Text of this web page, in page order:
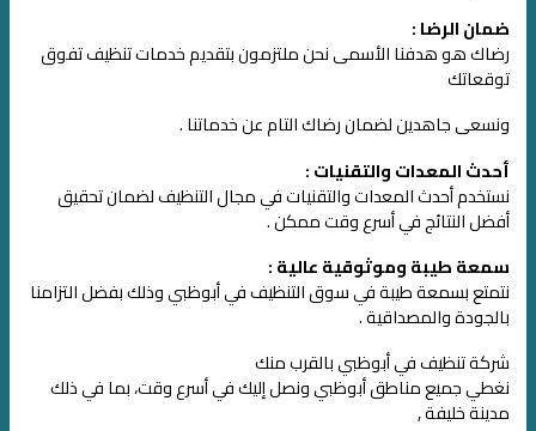
ضمان الرضا :
رضاك هو هدفنا الأسمى نحن ملتزمون بتقديم خدمات تنظيف تفوق
توقعاتك
ونسعى جاهدين لضمان رضاك التام عن خدماتنا .
أحدث المعدات والتقنيات :
نستخدم أحدث المعدات والتقنيات في مجال التنظيف لضمان تحقيق
أفضل النتائج في أسرع وقت ممكن .
سمعة طيبة وموثوقية عالية :
نتمتع بسمعة طيبة في سوق التنظيف في أبوظبي وذلك بفضل التزامنا
بالجودة والمصداقية .
شركة تنظيف في أبوظبي بالقرب منك
نغطي جميع مناطق أبوظبي ونصل إليك في أسرع وقت، بما في ذلك
مدينة خليفة ,